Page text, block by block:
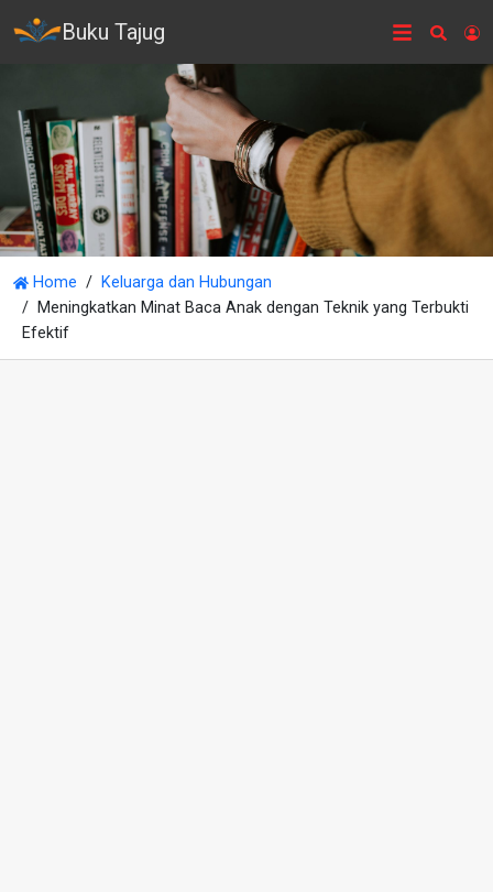
Buku Tajug
Home
Keluarga dan Hubungan
Meningkatkan Minat Baca Anak dengan Teknik yang Terbukti
Efektif